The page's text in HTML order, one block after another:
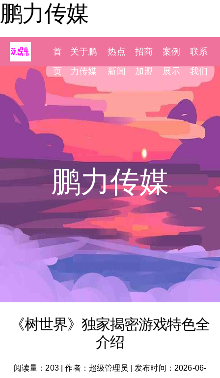
鹏力传媒
首
页
关于鹏
力传媒
热点
新闻
招商
加盟
案例
展示
联系
我们
鹏力传媒
《树世界》独家揭密游戏特色全
介绍
阅读量：203|作者：超级管理员
发布时间：2026-06-